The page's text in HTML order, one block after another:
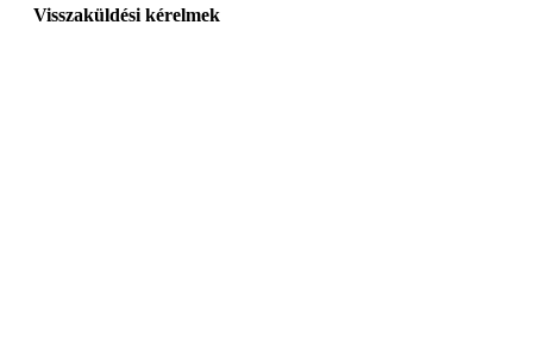
Visszaküldési kérelmek